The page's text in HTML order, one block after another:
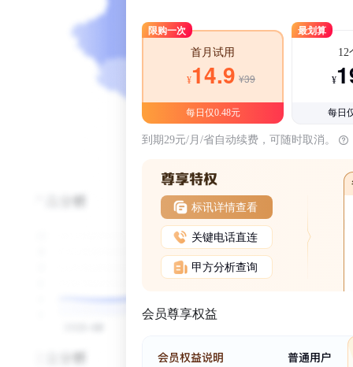
限购一次
首月试用
¥14.9 ¥39
每日仅0.48元
最划算
12
¥
每日
到期29元/月/省自动续费，可随时取消。
标讯详情查看
关键电话直连
甲方分析查询
会员尊享权益